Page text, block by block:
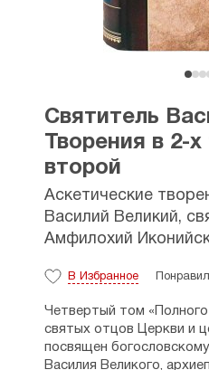
Святитель
Творения в 2-
второй
Аскетические
Василий Великий,
Амфилохий
В Избранное
Четвертый том
святых отцов Церкви и
посвящен
Василия Великого,